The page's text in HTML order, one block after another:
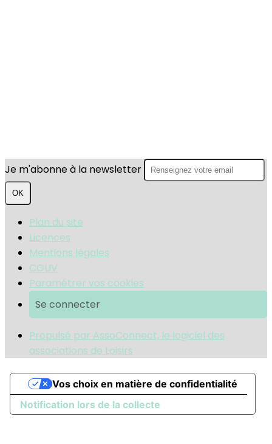
Je m'abonne à la newsletter
OK
Plan du site
Licences
Mentions légales
CGUV
Paramétrer vos cookies
Se connecter
Propulsé par AssoConnect, le logiciel des
associations de Loisirs
Notification lors de la collecte
Vos choix en matière de confidentialité